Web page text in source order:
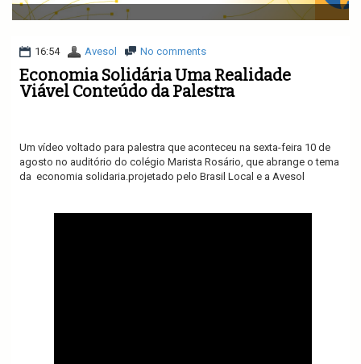
v
i
a
i
o
16:54 Avesol No comments
Economia Solidária Uma Realidade
Viável Conteúdo da Palestra
Um vídeo voltado para palestra que aconteceu na sexta-feira 10 de
agosto no auditório do colégio Marista Rosário, que abrange o tema
da economia solidaria.projetado pelo Brasil Local e a Avesol